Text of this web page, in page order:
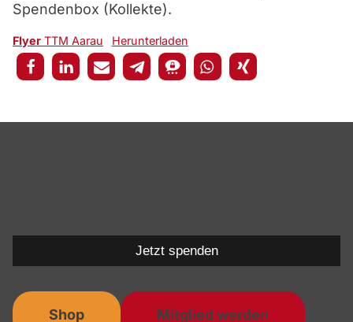
Spendenbox (Kollekte).
Flyer TTM Aarau Herunterladen
Shop Mitglied werden
Jetzt spenden